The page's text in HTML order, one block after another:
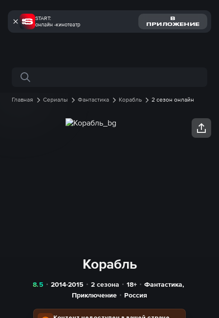
START:
онлайн -кинотеатр
В
ПРИЛОЖЕНИЕ
Поиск по сайту
Главная Сериалы Фантастика Корабль 2 сезон онлайн
Корабль
8.5 2014-2015 2 сезона 18+ Фантастика,
Приключение
Россия